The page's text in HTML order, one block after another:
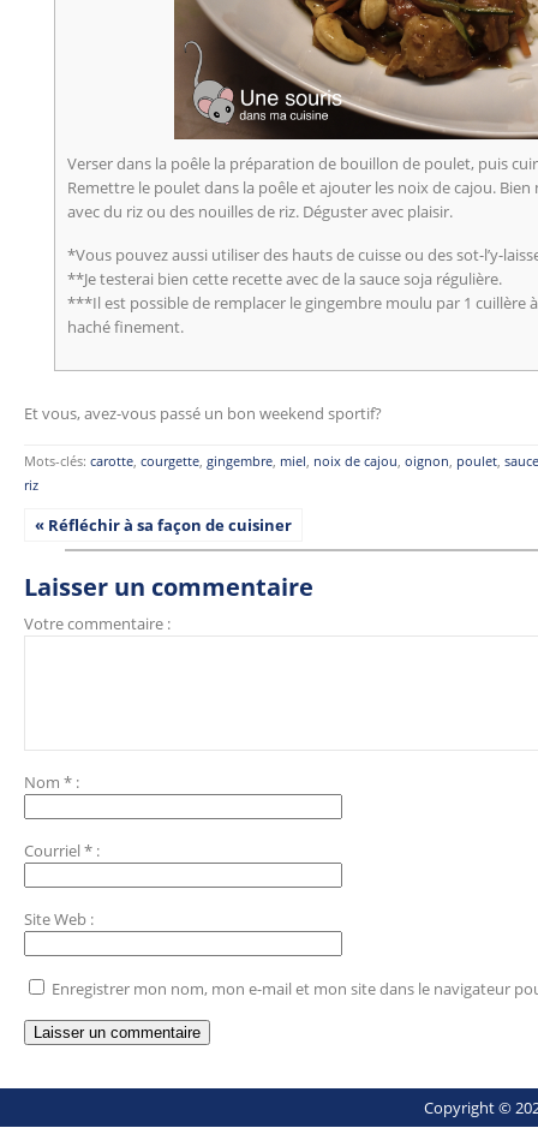
Verser dans la poêle la préparation de bouillon de poulet, puis
Remettre le poulet dans la poêle et ajouter les noix de cajou.
avec du riz ou des nouilles de riz. Déguster avec plaisir.
*Vous pouvez aussi utiliser des hauts de cuisse ou des sot-l’y-
**Je testerai bien cette recette avec de la sauce soja régulière.
***Il est possible de remplacer le gingembre moulu par 1 cuillère
haché finement.
Et vous, avez-vous passé un bon weekend sportif?
Mots-clés: carotte, courgette, gingembre, miel, noix de cajou, oignon, poulet,
riz
« Réfléchir à sa façon de cuisiner
Laisser un commentaire
Votre commentaire :
Nom * :
Courriel * :
Site Web :
Enregistrer mon nom, mon e-mail et mon site dans le navigateur
Copyright ©